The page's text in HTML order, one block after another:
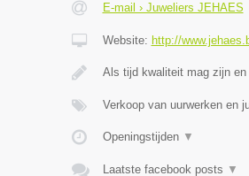
E-mail › Juweliers JEHAES
Website: http://
Als tijd kwaliteit mag zijn
Verkoop van uurwerken en
Openingstijden ▼
Laatste facebook posts ▼